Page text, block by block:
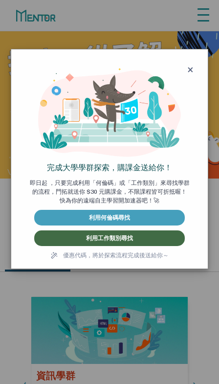
Explore
先了解自己喜歡的工作領域、再探索
相關學群課程，才能讓自主學習事半
VIEW ALL
Self - Directed
Learning
門拓教你如何規劃、撰寫自主學習計
畫書，並完整羅列課程中符合的國教
院學習標籤，讓你的自主學習每一步
VIEW ALL
我的資料
探索學群
認識學群
利用何倫碼尋找
學群
利用工作類別找
資訊學群
×
完成大學學群探索，購課金送給你！
即日起 ，只要完成利用「何倫碼」或「工作類別」來尋找學群
的流程，門拓就送你 $30 元購課金，不限課程皆可折抵喔！
快為你的遠端自主學習開加速器吧！🚀
利用何倫碼尋找
利用工作類別尋找
優惠代碼，將於探索流程完成後送給你～